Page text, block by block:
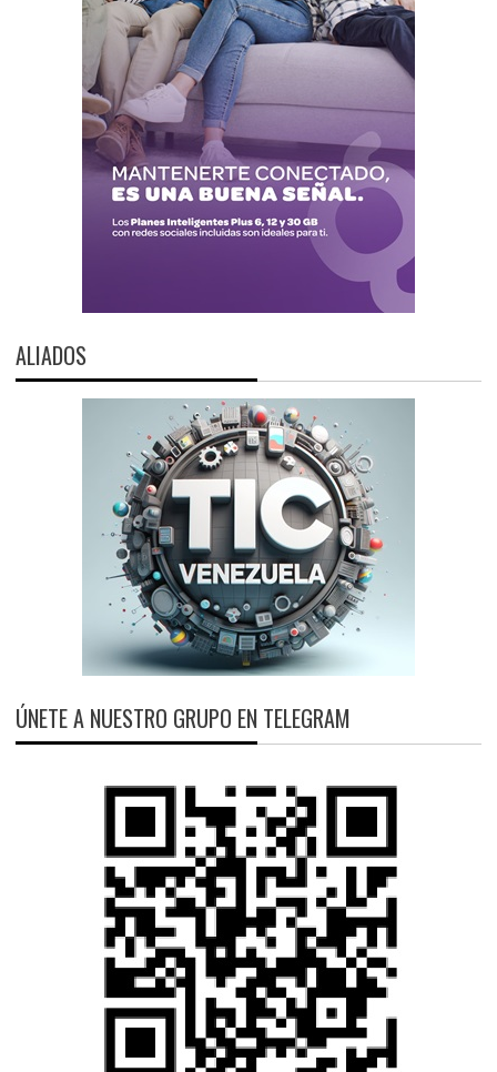
ALIADOS
ÚNETE A NUESTRO GRUPO EN TELEGRAM